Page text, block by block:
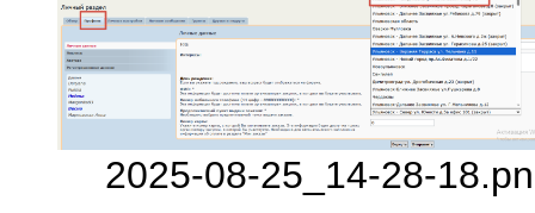
2025-08-25_14-28-